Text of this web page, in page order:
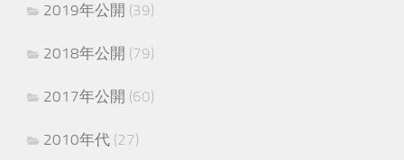
2019年公開 (39)
2018年公開 (79)
2017年公開 (60)
2010年代 (27)